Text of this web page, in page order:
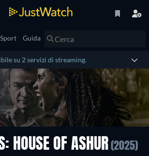
Sport Guida
su 2 servizi di streaming.
HOUSE OF ASHUR (2025)